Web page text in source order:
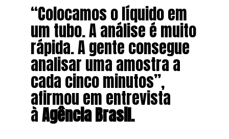
“Colocamos o líquido em
um tubo. A análise é muito
rápida. A gente consegue
analisar uma amostra a
cada cinco minutos”,
afirmou em entrevista
àAgência Brasil.